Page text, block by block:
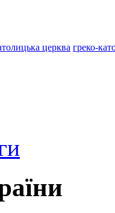
церква греко-